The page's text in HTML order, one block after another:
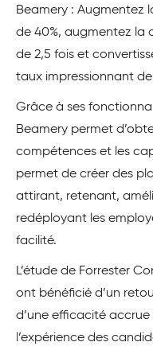
Beamery : Augmentez
de 40%, augmentez la
de 2,5 fois et
taux impressionnant de
Grâce à ses
Beamery permet
compétences et les
permet de créer des
attirant, retenant,
redéployant les
facilité.
L’étude de Forrester
ont bénéficié d’un
d’une efficacité
l’expérience des